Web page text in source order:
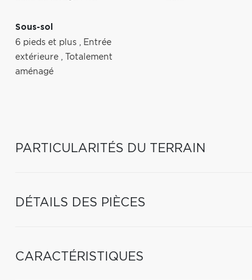
Sous-sol
6 pieds et plus , Entrée
extérieure ,
Totalement
aménagé
PARTICULARITÉS DU TERRAIN
DÉTAILS DES PIÈCES
CARACTÉRISTIQUES